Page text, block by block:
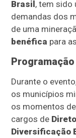
Brasil, tem sido
demandas dos
de uma
benéfica para
Durante o
os municípios
os momentos
cargos de
Diversificação